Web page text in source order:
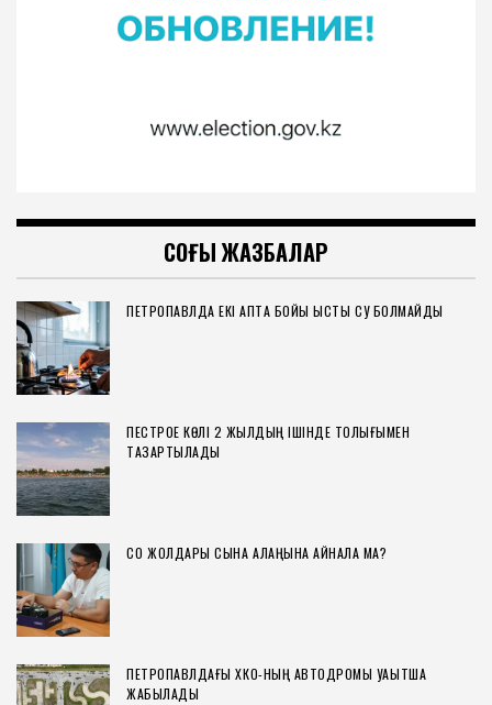
СОҢҒЫ ЖАЗБАЛАР
ПЕТРОПАВЛДА ЕКІ АПТА БОЙЫ ЫСТЫҚ СУ БОЛМАЙДЫ
ПЕСТРОЕ КӨЛІ 2 ЖЫЛДЫҢ ІШІНДЕ ТОЛЫҒЫМЕН
ТАЗАРТЫЛАДЫ
СҚО ЖОЛДАРЫ СЫНАҚ АЛАҢЫНА АЙНАЛА МА?
ПЕТРОПАВЛДАҒЫ ХҚКО-НЫҢ АВТОДРОМЫ УАҚЫТША
ЖАБЫЛАДЫ